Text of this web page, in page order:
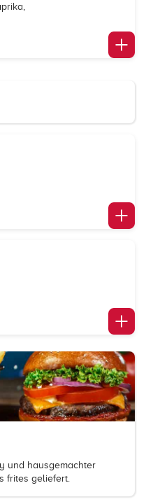
und hausgemachter
frites geliefert.